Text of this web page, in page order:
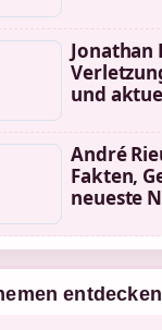
Jonathan
und
André
Fakten,
neueste
entdecken